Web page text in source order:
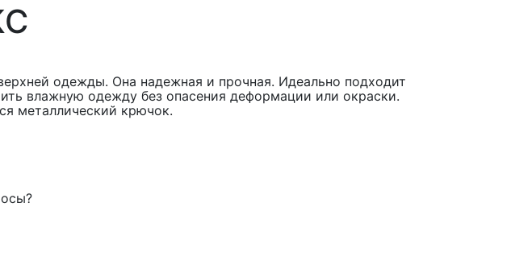
одежды. Она надежная и прочная. Идеально подходит
влажную одежду без опасения деформации или окраски.
металлический крючок.